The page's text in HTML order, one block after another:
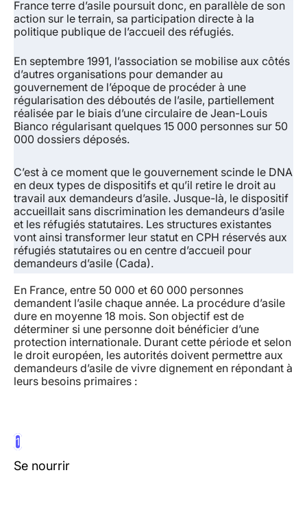
France terre d’asile poursuit donc, en parallèle de son
action sur le terrain, sa participation directe à la
politique publique de l’accueil des réfugiés.
En septembre 1991, l’association se mobilise aux côtés
d’autres organisations pour demander au
gouvernement de l’époque de procéder à une
régularisation des déboutés de l’asile, partiellement
réalisée par le biais d’une circulaire de Jean-Louis
Bianco régularisant quelques 15 000 personnes sur 50
000 dossiers déposés.
C’est à ce moment que le gouvernement scinde le DNA
en deux types de dispositifs et qu’il retire le droit au
travail aux demandeurs d’asile. Jusque-là, le dispositif
accueillait sans discrimination les demandeurs d’asile
et les réfugiés statutaires. Les structures existantes
vont ainsi transformer leur statut en CPH réservés aux
réfugiés statutaires ou en centre d’accueil pour
demandeurs d’asile (Cada).
En France, entre 50 000 et 60 000 personnes
demandent l’asile chaque année. La procédure d’asile
dure en moyenne 18 mois. Son objectif est de
déterminer si une personne doit bénéficier d’une
protection internationale. Durant cette période et selon
le droit européen, les autorités doivent permettre aux
demandeurs d’asile de vivre dignement en répondant à
leurs besoins primaires :
1
Se nourrir